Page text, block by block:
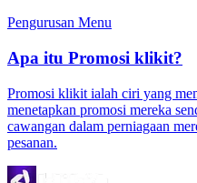
Pengurusan Menu
Apa itu Promosi klikit?
Promosi klikit ialah ciri yang
menetapkan promosi mereka
cawangan dalam perniagaan
pesanan.